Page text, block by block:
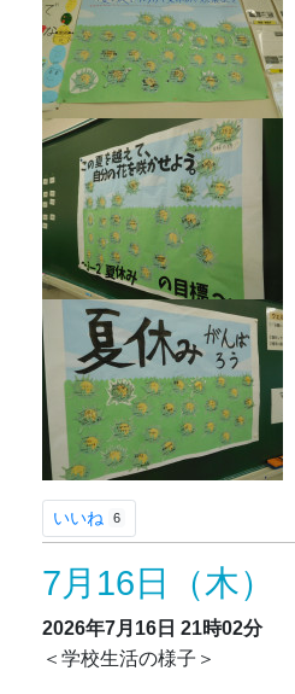
いいね 6
7月16日（木）
2026年7月16日 21時02分
＜学校生活の様子＞